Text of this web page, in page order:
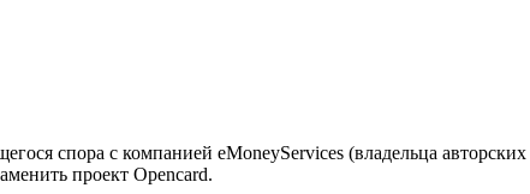
спора с компанией eMoneyServices (владельца
проект Opencard.